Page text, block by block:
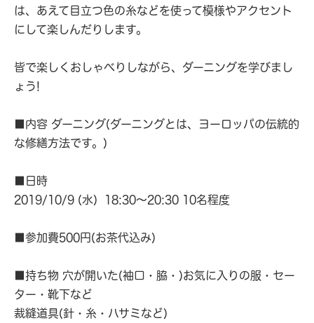
は、あえて目立つ色の糸などを使って模様やアクセント
にして楽しんだりします。
皆で楽しくおしゃべりしながら、ダーニングを学びまし
ょう!
■内容 ダーニング(ダーニングとは、ヨーロッパの伝統的
な修繕方法です。)
■日時
2019/10/9 (水) 18:30～20:30 10名程度
■参加費500円(お茶代込み)
■持ち物 穴が開いた(袖口・脇・)お気に入りの服・セー
ター・靴下など
裁縫道具(針・糸・ハサミなど)